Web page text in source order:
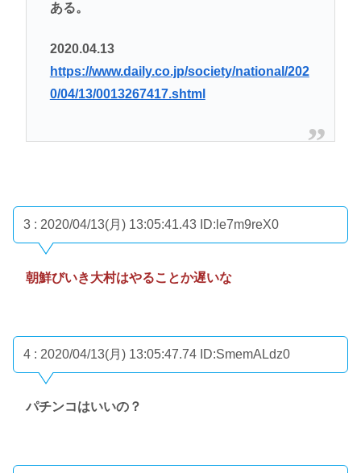
ある。
2020.04.13
https://www.daily.co.jp/society/national/202
0/04/13/0013267417.shtml
3 : 2020/04/13(月) 13:05:41.43 ID:le7m9reX0
朝鮮びいき大村はやることか遅いな
4 : 2020/04/13(月) 13:05:47.74 ID:SmemALdz0
パチンコはいいの？